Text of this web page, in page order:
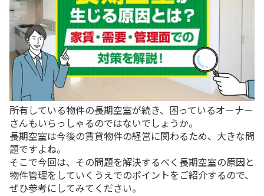
所有している物件の長期空室が続き、困っているオーナー
さんもいらっしゃるのではないでしょうか。
長期空室は今後の賃貸物件の経営に関わるため、大きな問
題ですよね。
そこで今回は、その問題を解決するべく長期空室の原因と
物件管理をしていくうえでのポイントをご紹介するので、
ぜひ参考にしてみてください。